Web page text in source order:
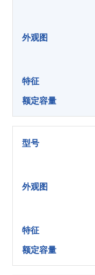
外观图
特征
额定容量
型号
外观图
特征
额定容量